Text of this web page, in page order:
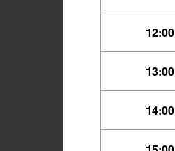
12:00
13:00
14:00